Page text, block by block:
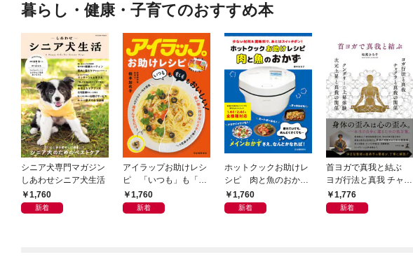
暮らし・健康・子育てのおすすめ本
シニア犬専門マガジン
しあわせシニア犬生活
1,760
新着
アイラップお助けレシ
ピ 「いつも」も「も
しも」もおいしい！
1,760
新着
ホットクックお助けレ
シピ 肉と魚のおか
ず 少ない材料＆調味
料で、あとはスイッチ
1,760
新着
首ヨガで真我と結ぶ
ヨガ行法と真我 チャク
ラと真我の関係 クンダ
リーニ上昇体験 次元上
1,776
新着